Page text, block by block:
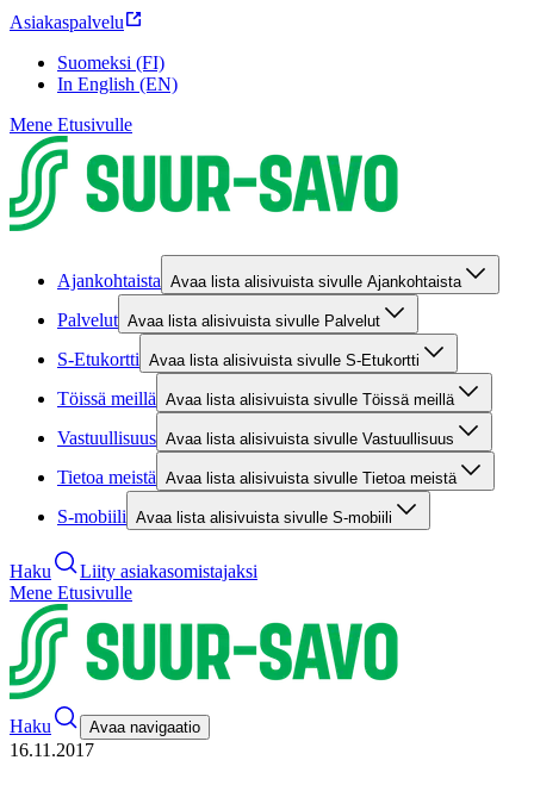
Asiakaspalvelu
Suomeksi (FI)
In English (EN)
Mene Etusivulle
Ajankohtaista Avaa lista alisivuista sivulle Ajankohtaista
Palvelut Avaa lista alisivuista sivulle Palvelut
S-Etukortti Avaa lista alisivuista sivulle S-Etukortti
Töissä meillä Avaa lista alisivuista sivulle Töissä meillä
Vastuullisuus Avaa lista alisivuista sivulle Vastuullisuus
Tietoa meistä Avaa lista alisivuista sivulle Tietoa meistä
S-mobiili Avaa lista alisivuista sivulle S-mobiili
Haku
Liity asiakasomistajaksi
Mene Etusivulle
Haku Avaa navigaatio
16.11.2017